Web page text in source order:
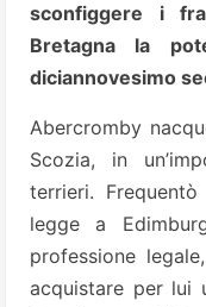
sconfiggere i
Bretagna la
diciannovesimo
Abercromby
Scozia, in
terrieri.
legge a
professione
acquistare per lui